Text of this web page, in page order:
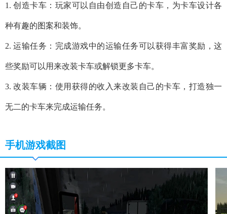
1. 创造卡车：玩家可以自由创造自己的卡车，为卡车设计各
种有趣的图案和装饰。
2. 运输任务：完成游戏中的运输任务可以获得丰富奖励，这
些奖励可以用来改装卡车或解锁更多卡车。
3. 改装车辆：使用获得的收入来改装自己的卡车，打造独一
无二的卡车来完成运输任务。
手机游戏截图